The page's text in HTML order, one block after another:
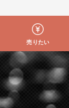
売りたい